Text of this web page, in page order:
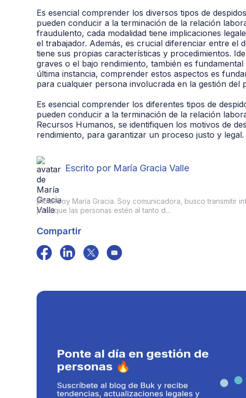
Es esencial comprender los diversos tipos de
pueden conducir a la terminación de la relación
fraudulento, cada modalidad tiene implicaciones
el trabajador. Además, es crucial diferenciar entre el
tiene sus propias características y procedimientos.
graves o el bajo rendimiento, también es
última instancia, comprender estos aspectos es
para cualquier persona involucrada en la gestión del
Es esencial comprender los diferentes tipos de
pueden conducir a la terminación de la relación
Recursos Humanos, se identifiquen los motivos de
rendimiento, para garantizar un proceso justo y legal.
Escrito por María Gracia Valle
¡Hola! Soy María Gracia. Soy comunicadora, busco transmitir
para que las personas estén al tanto d...
Compartir